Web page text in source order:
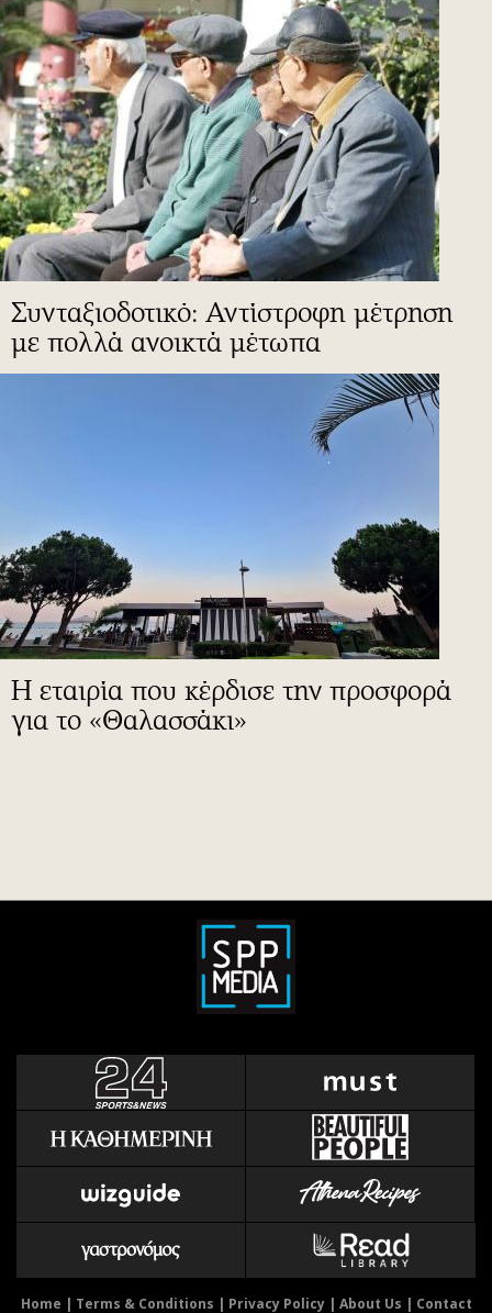
Συνταξιοδοτικό: Αντίστροφη μέτρηση
με πολλά ανοικτά μέτωπα
Η εταιρία που κέρδισε την προσφορά
για το «Θαλασσάκι»
Home | Terms & Conditions | Privacy Policy| About Us | Contact